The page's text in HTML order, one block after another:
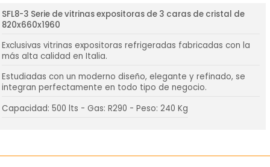
SFL8-3 Serie de vitrinas expositoras de 3 caras de cristal de
820x660x1960
Exclusivas vitrinas expositoras refrigeradas fabricadas con la
más alta calidad en Italia.
Estudiadas con un moderno diseño, elegante y refinado, se
integran perfectamente en todo tipo de negocio.
Capacidad: 500 lts - Gas: R290 - Peso: 240 Kg